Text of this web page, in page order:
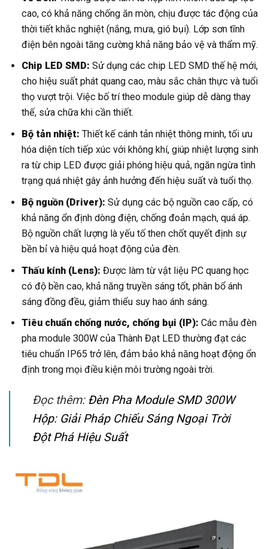
cao, có khả năng chống ăn mòn, chịu được tác động của
thời tiết khắc nghiệt (nắng, mưa, gió bụi). Lớp sơn tĩnh
điện bên ngoài tăng cường khả năng bảo vệ và thẩm mỹ.
Chip LED SMD: Sử dụng các chip LED SMD thế hệ mới,
cho hiệu suất phát quang cao, màu sắc chân thực và tuổi
thọ vượt trội. Việc bố trí theo module giúp dễ dàng thay
thế, sửa chữa khi cần thiết.
Bộ tản nhiệt: Thiết kế cánh tản nhiệt thông minh, tối ưu
hóa diện tích tiếp xúc với không khí, giúp nhiệt lượng sinh
ra từ chip LED được giải phóng hiệu quả, ngăn ngừa tình
trạng quá nhiệt gây ảnh hưởng đến hiệu suất và tuổi thọ.
Bộ nguồn (Driver): Sử dụng các bộ nguồn cao cấp, có
khả năng ổn định dòng điện, chống đoản mạch, quá áp.
Bộ nguồn chất lượng là yếu tố then chốt quyết định sự
bền bỉ và hiệu quả hoạt động của đèn.
Thấu kính (Lens): Được làm từ vật liệu PC quang học
có độ bền cao, khả năng truyền sáng tốt, phân bổ ánh
sáng đồng đều, giảm thiểu suy hao ánh sáng.
Tiêu chuẩn chống nước, chống bụi (IP): Các mẫu đèn
pha module 300W của Thành Đạt LED thường đạt các
tiêu chuẩn IP65 trở lên, đảm bảo khả năng hoạt động ổn
định trong mọi điều kiện môi trường ngoài trời.
Đọc thêm: Đèn Pha Module SMD 300W
Hộp: Giải Pháp Chiếu Sáng Ngoại Trời
Đột Phá Hiệu Suất